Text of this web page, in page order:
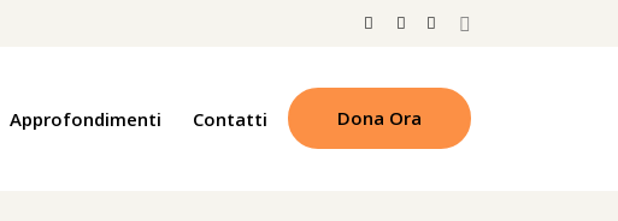
Approfondimenti Contatti Dona Ora